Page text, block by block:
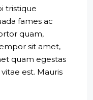
tristique
fames ac
quam,
sit amet,
quam egestas
est. Mauris